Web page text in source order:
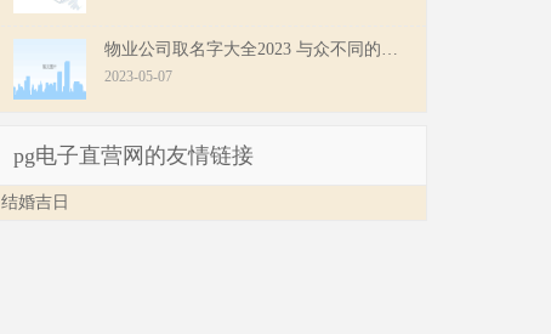
2023-05-07
pg电子直营网的友情链接
结婚吉日